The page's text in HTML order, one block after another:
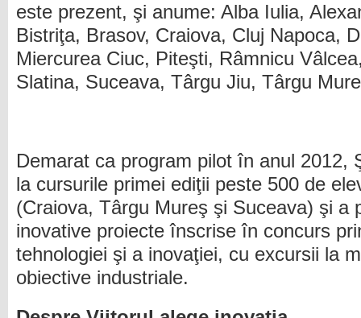
este prezent, şi anume: Alba Iulia,
Bistriţa, Brasov, Craiova, Cluj Napoca,
Miercurea Ciuc, Piteşti, Râmnicu
Slatina, Suceava, Târgu Jiu, Târgu
Demarat ca program pilot în anul 2012,
la cursurile primei ediţii peste 500 de
(Craiova, Târgu Mureş şi Suceava) şi a
inovative proiecte înscrise în concurs
tehnologiei şi a inovaţiei, cu excursii la
obiective industriale.